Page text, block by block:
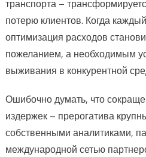
транспорта –
потерю клиентов. Когда
оптимизация расходов
пожеланием, а необходимым
выживания в конкурентной
Ошибочно думать, что
издержек – прерогатива
собственными аналитиками,
международной сетью